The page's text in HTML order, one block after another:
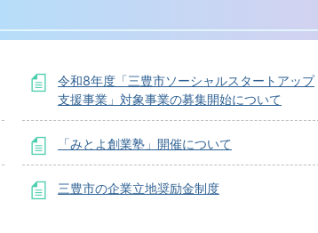
令和8年度「三豊市ソーシャルスタートアップ
支援事業」対象事業の募集開始について
「みとよ創業塾」開催について
三豊市の企業立地奨励金制度